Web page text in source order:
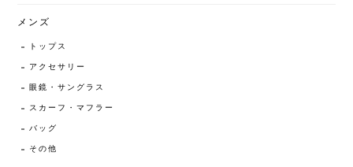
メンズ
トップス
アクセサリー
眼鏡・サングラス
スカーフ・マフラー
バッグ
その他